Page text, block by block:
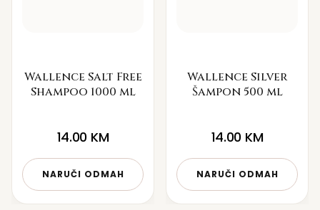
Wallence Salt Free
Shampoo 1000 ml
14.00 KM
NARUČI ODMAH
Wallence Silver
Šampon 500 ml
14.00 KM
NARUČI ODMAH